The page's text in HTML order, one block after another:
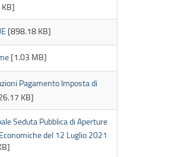
[898.18 KB]
[1.03 MB]
Pagamento Imposta di
KB]
Seduta Pubblica di Aperture
del 12 Luglio 2021